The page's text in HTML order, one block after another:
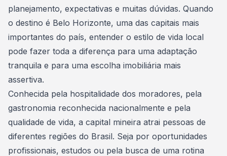
planejamento, expectativas e muitas dúvidas. Quando
o destino é Belo Horizonte, uma das capitais mais
importantes do país, entender o estilo de vida local
pode fazer toda a diferença para uma adaptação
tranquila e para uma escolha imobiliária mais
assertiva.
Conhecida pela hospitalidade dos moradores, pela
gastronomia reconhecida nacionalmente e pela
qualidade de vida, a capital mineira atrai pessoas de
diferentes regiões do Brasil. Seja por oportunidades
profissionais, estudos ou pela busca de uma rotina